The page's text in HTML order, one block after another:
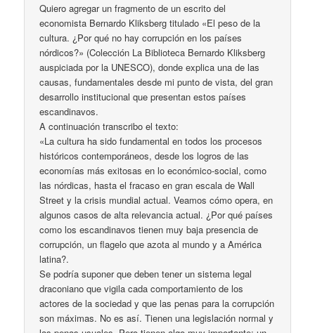
Quiero agregar un fragmento de un escrito del
economista Bernardo Kliksberg titulado «El peso de la
cultura. ¿Por qué no hay corrupción en los países
nórdicos?» (Colección La Biblioteca Bernardo Kliksberg
auspiciada por la UNESCO), donde explica una de las
causas, fundamentales desde mi punto de vista, del gran
desarrollo institucional que presentan estos países
escandinavos.
A continuación transcribo el texto:
«La cultura ha sido fundamental en todos los procesos
históricos contemporáneos, desde los logros de las
economías más exitosas en lo económico-social, como
las nórdicas, hasta el fracaso en gran escala de Wall
Street y la crisis mundial actual. Veamos cómo opera, en
algunos casos de alta relevancia actual. ¿Por qué países
como los escandinavos tienen muy baja presencia de
corrupción, un flagelo que azota al mundo y a América
latina?.
Se podría suponer que deben tener un sistema legal
draconiano que vigila cada comportamiento de los
actores de la sociedad y que las penas para la corrupción
son máximas. No es así. Tienen una legislación normal y